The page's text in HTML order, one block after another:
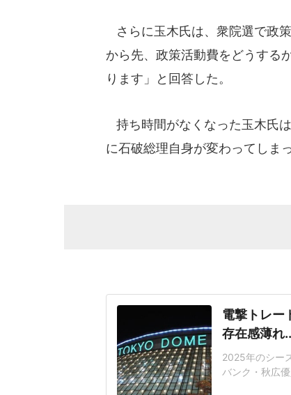
さらに玉木氏は、衆院選で政
から先、政策活動費をどうする
ります」と回答した。
持ち時間がなくなった玉木氏
に石破総理自身が変わってしま
電撃トレー
存在感薄れ
2025年のシー
バンク・秋広
いリチャード